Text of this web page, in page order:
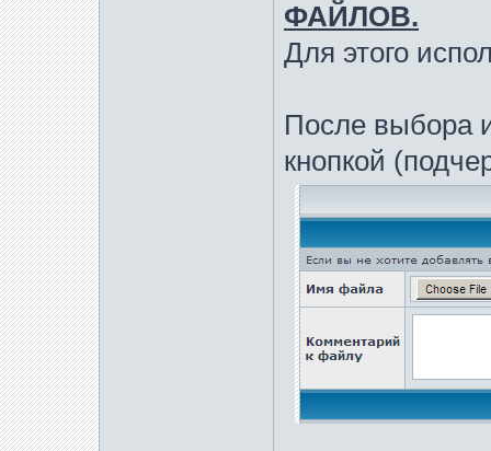
ФАЙЛОВ.
Для этого
После выбора
кнопкой